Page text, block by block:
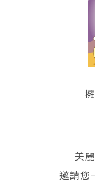
美
邀請您